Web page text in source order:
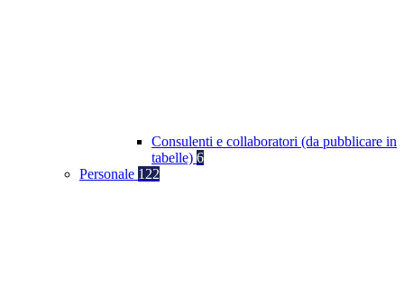
Consulenti e collaboratori (da pubblicare in
tabelle) 6
Personale 122